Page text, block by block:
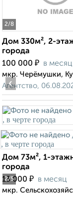
2/8
Дом 330м², 2-
города
100 000 ₽ в месяц
мкр. Черёмушки,
Агентство,
2/5
‹
Дом 73м², 1-
города
13 000 ₽ в месяц
мкр.